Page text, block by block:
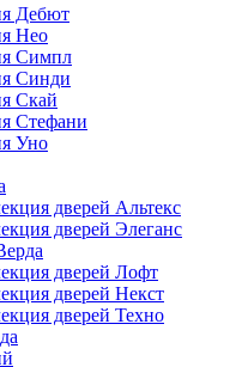
Дебют
Нео
Симпл
Синди
Скай
Стефани
Уно
дверей Альтекс
дверей Элеганс
дверей Лофт
дверей Некст
дверей Техно